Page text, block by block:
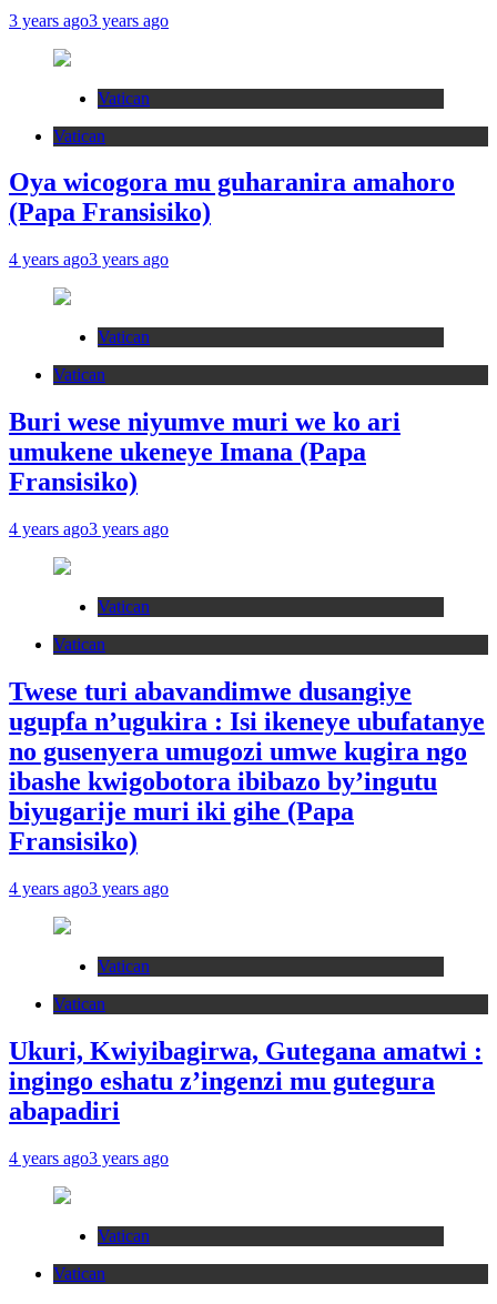
3 years ago3 years ago
Vatican
Vatican
Oya wicogora mu guharanira amahoro
(Papa Fransisiko)
4 years ago3 years ago
Vatican
Vatican
Buri wese niyumve muri we ko ari
umukene ukeneye Imana (Papa
Fransisiko)
4 years ago3 years ago
Vatican
Vatican
Twese turi abavandimwe dusangiye
ugupfa n’ugukira : Isi ikeneye ubufatanye
no gusenyera umugozi umwe kugira ngo
ibashe kwigobotora ibibazo by’ingutu
biyugarije muri iki gihe (Papa
Fransisiko)
4 years ago3 years ago
Vatican
Vatican
Ukuri, Kwiyibagirwa, Gutegana amatwi :
ingingo eshatu z’ingenzi mu gutegura
abapadiri
4 years ago3 years ago
Vatican
Vatican